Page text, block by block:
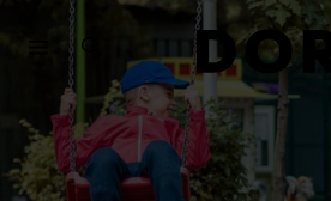
conținut